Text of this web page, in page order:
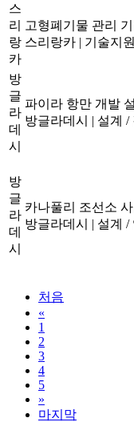
스
리
랑
카
고형폐기물 관리
스리랑카 | 기술지원
방
글
라
데
시
파이라 항만 개발
방글라데시
| 설계 /
방
글
라
데
시
카나풀리 조선소
방글라데시
| 설계 /
처음
«
1
2
3
4
5
»
마지막